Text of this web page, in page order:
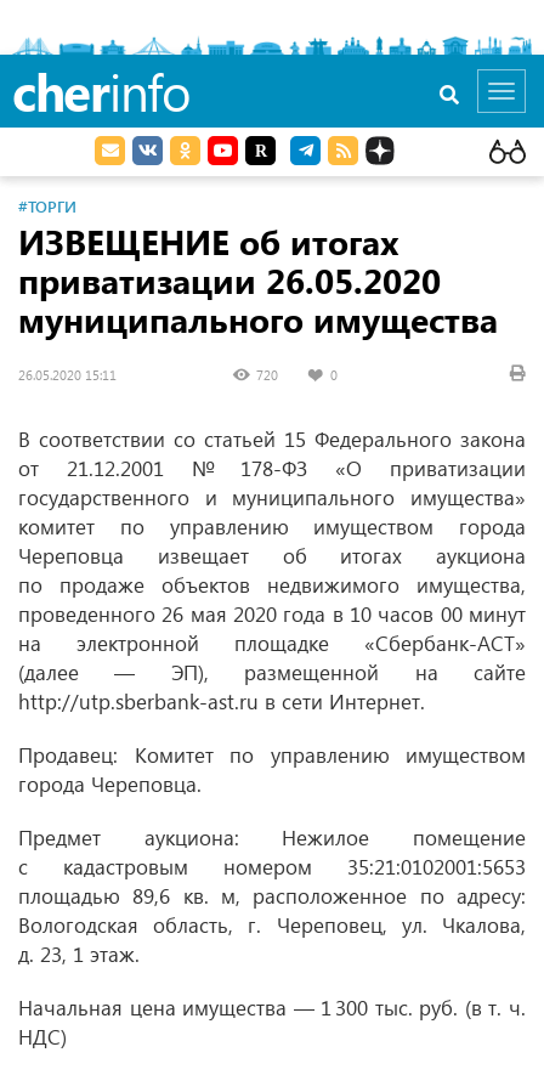
cherinfo
#ТОРГИ
ИЗВЕЩЕНИЕ об итогах
приватизации 26.05.2020
муниципального имущества
26.05.2020 15:11 720 0
В соответствии со статьей 15 Федерального закона
от 21.12.2001 № 178-ФЗ «О приватизации
государственного и муниципального имущества»
комитет по управлению имуществом города
Череповца извещает об итогах аукциона
по продаже объектов недвижимого имущества,
проведенного 26 мая 2020 года в 10 часов 00 минут
на электронной площадке «Сбербанк-АСТ»
(далее — ЭП), размещенной на сайте
http://utp.sberbank-ast.ru в сети Интернет.
Продавец: Комитет по управлению имуществом
города Череповца.
Предмет аукциона: Нежилое помещение
с кадастровым номером 35:21:0102001:5653
площадью 89,6 кв. м, расположенное по адресу:
Вологодская область, г. Череповец, ул. Чкалова,
д. 23, 1 этаж.
Начальная цена имущества — 1 300 тыс. руб. (в т. ч.
НДС)